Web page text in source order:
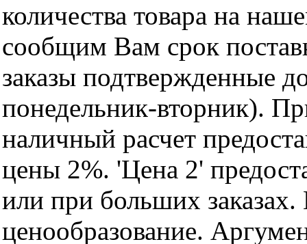
количества товара на
сообщим Вам срок
заказы подтвержденные
понедельник-вторник).
наличный расчет
цены 2%. 'Цена 2'
или при больших
ценообразование.